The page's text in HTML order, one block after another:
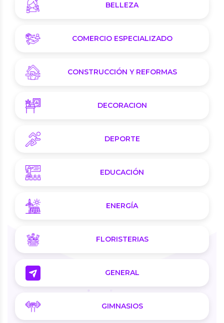
BELLEZA
COMERCIO ESPECIALIZADO
CONSTRUCCIÓN Y REFORMAS
DECORACION
DEPORTE
EDUCACIÓN
ENERGÍA
FLORISTERIAS
GENERAL
GIMNASIOS